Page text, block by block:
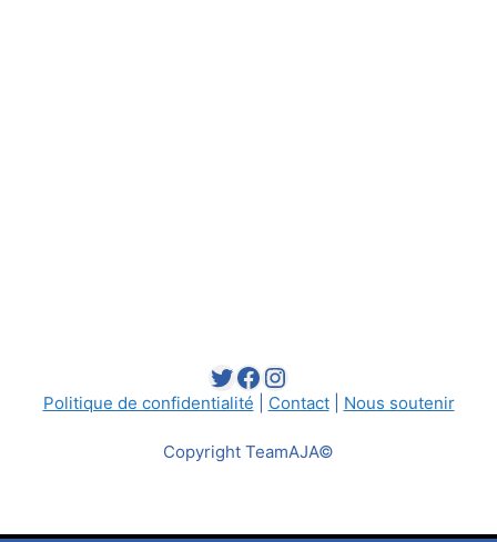
Twitter
Facebook
Instagram
Politique de confidentialité Contact| Nous soutenir
Copyright TeamAJA©